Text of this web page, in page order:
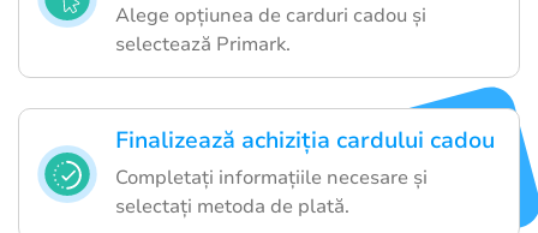
Alege opțiunea de carduri cadou și
selectează Primark.
Finalizează achiziția cardului cadou
Completați informațiile necesare și
selectați metoda de plată.